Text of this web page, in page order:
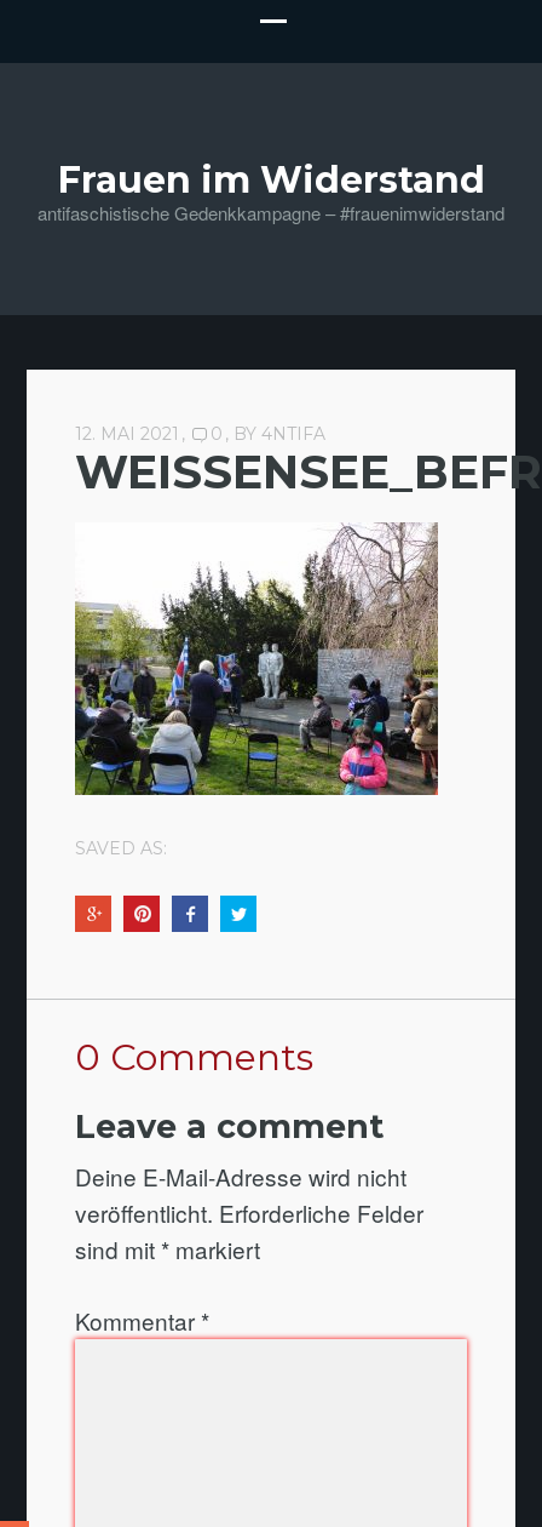
Frauen im Widerstand
antifaschistische Gedenkkampagne – #frauenimwiderstand
12. MAI 2021 0 BY4NTIFA
SAVED AS:
0 Comments
Leave a comment
Deine E-Mail-Adresse wird nicht
veröffentlicht. Erforderliche Felder
sind mit * markiert
Kommentar *